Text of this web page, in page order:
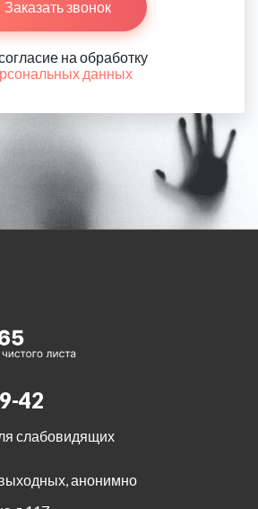
Заказать звонок
на обработку
данных
42
слабовидящих
выходных, анонимно